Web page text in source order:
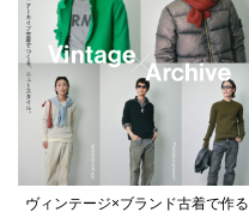
ヴィンテージ×ブランド古着で作る